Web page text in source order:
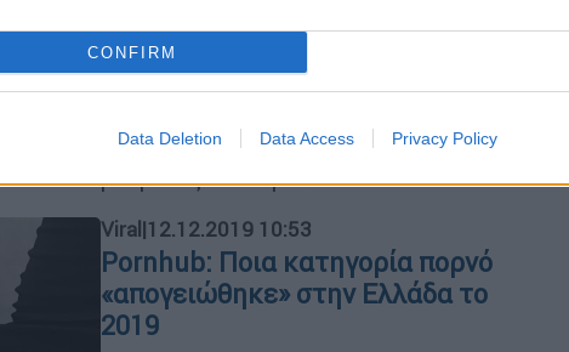
CONFIRM
Data Deletion Data Access Privacy Policy
Η δημοφιλής ιστοσελίδα ταινιών
ερωτικού περιεχομένου δίνει
στην Ελλάδα και σε όλες τις χώρες
μέχρι τις 23 Απριλίου
Viral |12.12.2019 10:53
Pornhub: Ποια κατηγορία πορνό
«απογειώθηκε» στην Ελλάδα το
2019